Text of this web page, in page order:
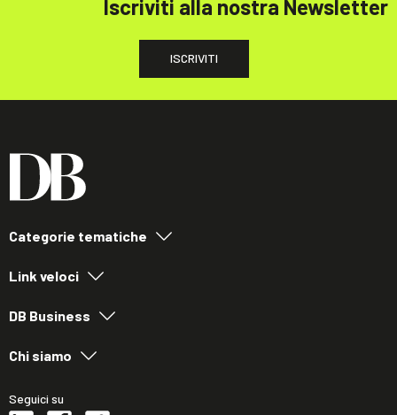
Iscriviti alla nostra Newsletter
ISCRIVITI
Categorie tematiche
Link veloci
DB Business
Chi siamo
Seguici su